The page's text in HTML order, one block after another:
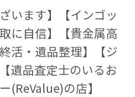
います】【インゴッ
に自信】【貴金属高
活・遺品整理】【ジ
遺品査定士のいるお
(ReValue)の店】